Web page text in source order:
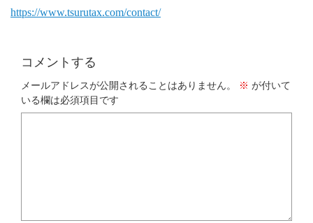
https://www.tsurutax.com/contact/
コメントする
メールアドレスが公開されることはありません。 ※ が付いて
いる欄は必須項目です